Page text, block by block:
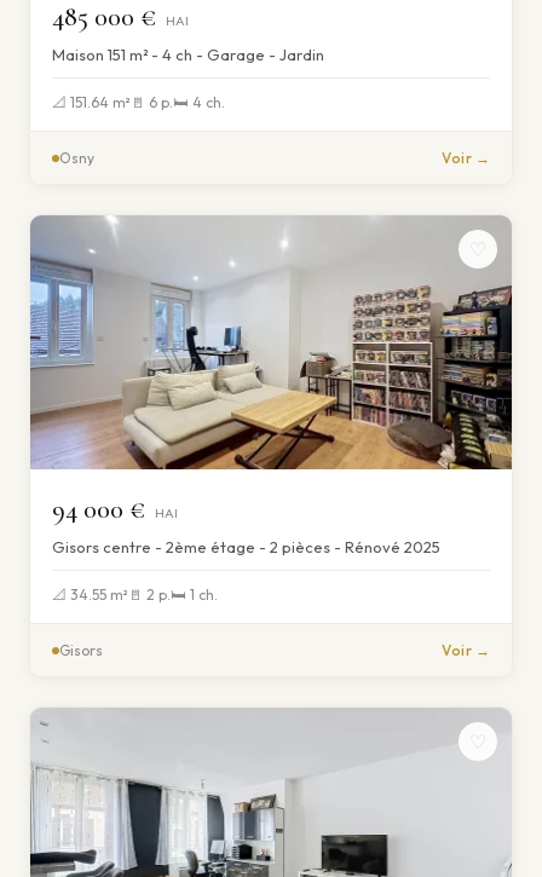
485 000 € HAI
Maison 151 m² - 4 ch - Garage - Jardin
📐 151.64 m² 🚪 6 p.🛏 4 ch.
Osny Voir →
♡
94 000 € HAI
Gisors centre - 2ème étage - 2 pièces - Rénové 2025
📐 34.55 m² 🚪 2 p.🛏 1 ch.
Gisors Voir →
♡